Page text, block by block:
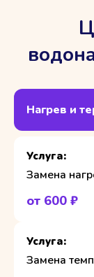
Нагрев и
Замена
от 600 ₽
Замена